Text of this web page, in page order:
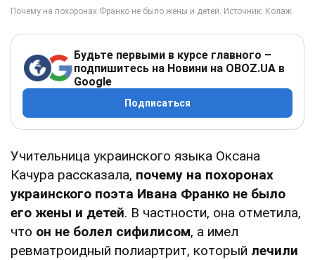
Будьте первыми в курсе главного –
подпишитесь на Новини на OBOZ.UA в
Google
Подписаться
Учительница украинского языка Оксана
Качура рассказала, почему на похоронах
украинского поэта Ивана Франко не было
его жены и детей. В частности, она отметила,
что он не болел сифилисом, а имел
ревматроидный полиартрит, который лечили